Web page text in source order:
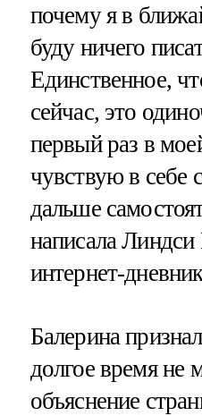
почему я в
буду ничего
Единственное,
сейчас, это
первый раз в
чувствую в себе
дальше
написала
интернет-
Балерина
долгое время не
объяснение